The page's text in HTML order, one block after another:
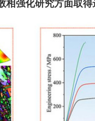
相强化研究方面取得